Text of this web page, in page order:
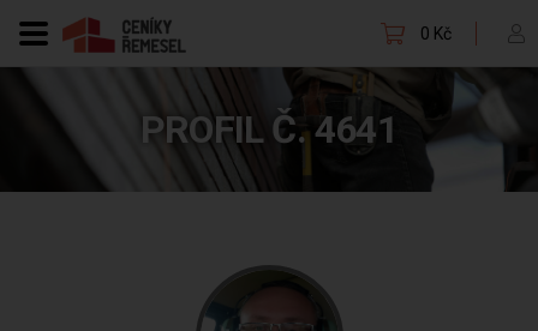
0 Kč
PROFIL Č. 4641